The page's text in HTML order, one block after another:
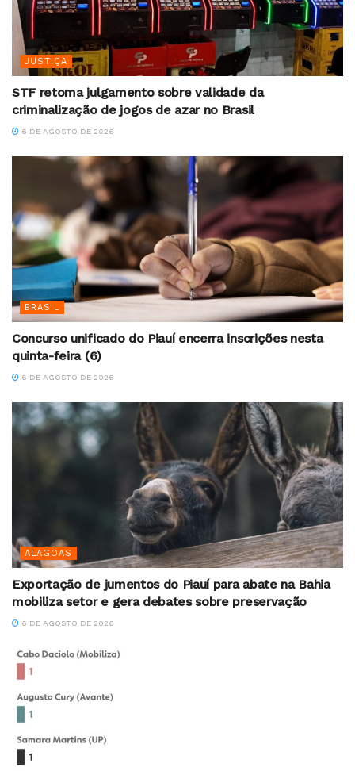
JUSTIÇA
STF retoma julgamento sobre validade da
criminalização de jogos de azar no Brasil
6 DE AGOSTO DE 2026
BRASIL
Concurso unificado do Piauí encerra inscrições nesta
quinta-feira (6)
6 DE AGOSTO DE 2026
ALAGOAS
Exportação de jumentos do Piauí para abate na Bahia
mobiliza setor e gera debates sobre preservação
6 DE AGOSTO DE 2026